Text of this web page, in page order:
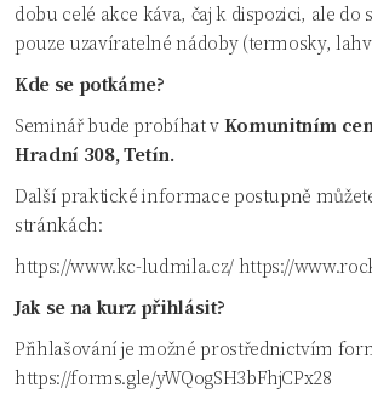
dobu celé akce káva, čaj k dispozici, ale do
pouze uzavíratelné nádoby (termosky,
Kde se potkáme?
Seminář bude probíhat v Komunitním
Hradní 308, Tetín.
Další praktické informace postupně
stránkách:
https://www.kc-ludmila.cz/ https://
Jak se na kurz přihlásit?
Přihlašování je možné prostřednictvím
https://forms.gle/yWQogSH3bFhjCPx28